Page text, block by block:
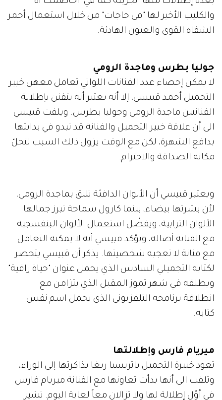
والكليب الأخير لها "في حاجات" من خلال استعمال أحمر
الشفاه القوي والعيون الهادئة.
جوليا بطرس وماجدة الرومي
لا يمكن إحصاء عدد الفنانات اللواتي تعامل معهن خبير
التجميل أحمد قبيسي، إلا أنه يعتبر أنه يتفنن بإطلالة
الفنانتين ماجدة الرومي وجوليا بطرس. ويلفت قبيسي
الى أن علاقة خبير التجميل والفنانة قد تبدو في بدايتها
بدافع الشهرة، لكن مع الوقت يزول ذلك السبب لتحلّ
مكانه الصداقة والاحترام.
ويعتبر قبيسي أن الألوان الدافئة تليق بماجدة الرومي،
لأن بشرتها بيضاء، بينما كارول سماحة تبرز جمالها
الألوان الترابية، ويفضّل استعمال الألوان البنفسجية
مع الفنانة أصالة، ويؤكد قبيسي أنه لا يمكنه التعامل
مع فنانة لا تعجبه شخصيتها. يذكر أن قبيسي يتحضر
لكتابه التجميلي السادس الذي يحمل عنوان "حياة راقية"
ويطلقه في شهر تموز المقبل الذي يتزامن مع
انطلاقة برنامجه التلفزيوني الذي يحمل اسم نفس
كتابه.
ميريام فارس وإطلالتها
تعود خبيرة التجميل باتريسيا ريغا بذاكرتها إلى الوراء،
وتلفت الى أنها بدأت تعاونها مع الفنانة ميريام فارس
في أوّل إطلالة لها ولا تزالان معاً لغاية اليوم. تشير